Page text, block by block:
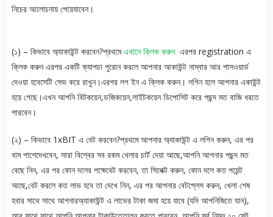
নিচের আলোচনায় পেয়েযাবেন।
(১) – কিভাবে অ্যাকাউন্ট করবেন?প্রথমেএখানে ক্লিক করুন এরপর registration এ
ক্লিক করুন এরপর একটি ক্যাপচা পুরোন করলে আপনার আকাউন্ট নাম্বার আর পাসওয়ার্ড
দেওয়া হবেসেটি সেভ করে রাখুন।এরপর লগ ইন এ ক্লিক করুন। লগিন হলে আপনার একাউন্ট
হয়ে গেছে।এখন আপনি বিটকয়েন,ডজিকয়েন,লাইটকয়েন ডিপোসিট করে পছন্দ মত বাজি ধরতে
পারবেন।
(২) – কিভাবে 1xBIT এ বেট করবেন?প্রথমে আপনার অ্যাকাউন্ট এ লগিন করুন, এর পর
বাম পাশেদেখবেন, সারা বিশ্বের সব রকম খেলার চার্ট দেয়া আছে,আপনি আপনার পছন্দ মত
বেছে নিন, এর পর কোন দলের পক্ষেবেট করবেন, তা সিলেক্ট করুন, কোন দলে কত পয়েন্ট
আছে,বেট করলে কত লাভ হবে তা দেখে নিন, এর পর আপনার বেটপ্লেস করুন, খেলা শেষ
হবার সাথে সাথে আপনারঅ্যাকাউন্ট এ লাভের টাকা জমা হয়ে যাবে (যদি আপনিজিতে যান),